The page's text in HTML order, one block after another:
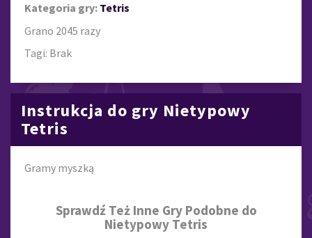
Kategoria gry: Tetris
Grano 2045 razy
Tagi: Brak
Instrukcja do gry Nietypowy
Tetris
Gramy myszką
Sprawdź Też Inne Gry Podobne do
Nietypowy Tetris